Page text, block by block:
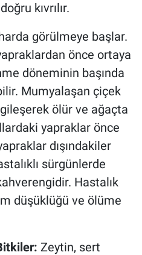
kıvrılır.
görülmeye başlar.
önce ortaya
döneminin başında
Mumyalaşan çiçek
ölür ve ağaçta
yapraklar önce
dışındakiler
sürgünlerde
Hastalık
düşüklüğü ve ölüme
Zeytin, sert